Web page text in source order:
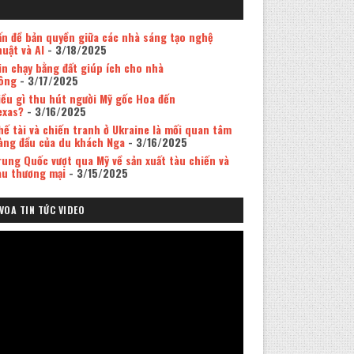
đề bản quyền giữa các nhà sáng tạo nghệ
và AI- 3/18/2025
chạy bằng đất giúp ích cho nhà
- 3/17/2025
gì thu hút người Mỹ gốc Hoa đến
- 3/16/2025
tài và chiến tranh ở Ukraine là mối quan tâm
đầu của du khách Nga- 3/16/2025
Quốc vượt qua Mỹ về sản xuất tàu chiến và
thương mại- 3/15/2025
VOA TIN TỨC VIDEO